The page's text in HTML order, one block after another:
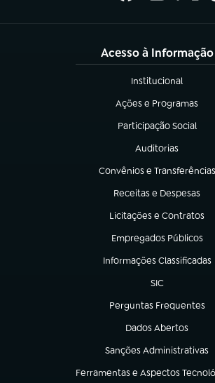
Acesso à Informação
Institucional
(abre em nova aba)
Ações e Programas
(abre em nova aba)
Participação Social
(abre em nova aba)
Auditorias
(abre em nova aba)
Convênios e Transferências
(abre em nova aba)
Receitas e Despesas
(abre em nova aba)
Licitações e Contratos
(abre em nova aba)
Empregados Públicos
(abre em nova aba)
Informações Classificadas
(abre em nova aba)
SIC
(abre em nova
Perguntas Frequentes
(abre em nova aba)
Dados Abertos
(abre em nova aba)
Sanções Administrativas
(abre em nova aba)
Ferramentas e Aspectos
(abre em nova aba)